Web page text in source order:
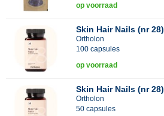
op voorraad
Skin Hair Nails (nr 28)
Ortholon
100 capsules
op voorraad
Skin Hair Nails (nr 28)
Ortholon
50 capsules